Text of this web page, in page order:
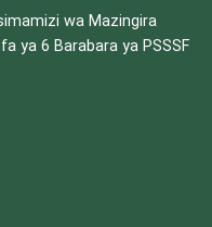
wa Mazingira
ya 6 Barabara ya PSSSF